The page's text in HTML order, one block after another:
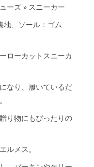
ーズ » スニーカー
地、ソール：ゴム
ローカットスニーカ
なり、履いているだ
り物にもぴったりの
ルメス。